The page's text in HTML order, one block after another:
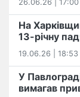
26.06.26 | 17:00
На
13-річну
19.06.26 | 18:53
У
вимагав